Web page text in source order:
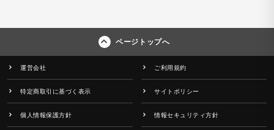
ページトップへ
運営会社 ご利用規約
特定商取引に基づく表示 サイトポリシー
個人情報保護方針 情報セキュリティ方針